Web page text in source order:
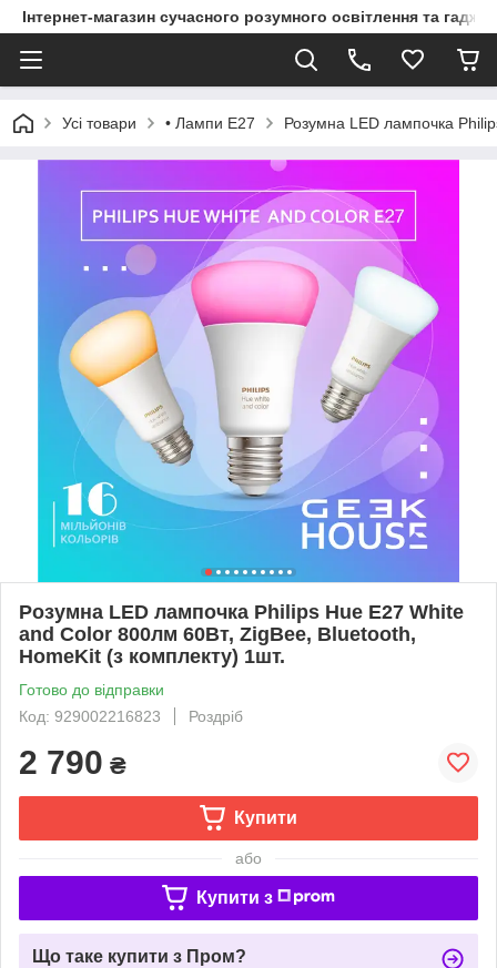
Інтернет-магазин сучасного розумного освітлення та
Усі товари • Лампи Е27 Розумна LED лампочка
Розумна LED лампочка Philips Hue E27 White
and Color 800лм 60Вт, ZigBee, Bluetooth,
HomeKit (з комплекту) 1шт.
Готово до відправки
Код: 929002216823
Роздріб
2 790 ₴
Купити
або
Купити з
Що таке купити з Пром?